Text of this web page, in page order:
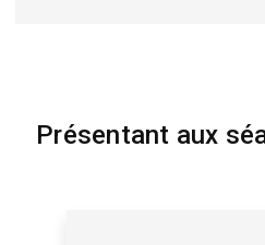
Présentant aux